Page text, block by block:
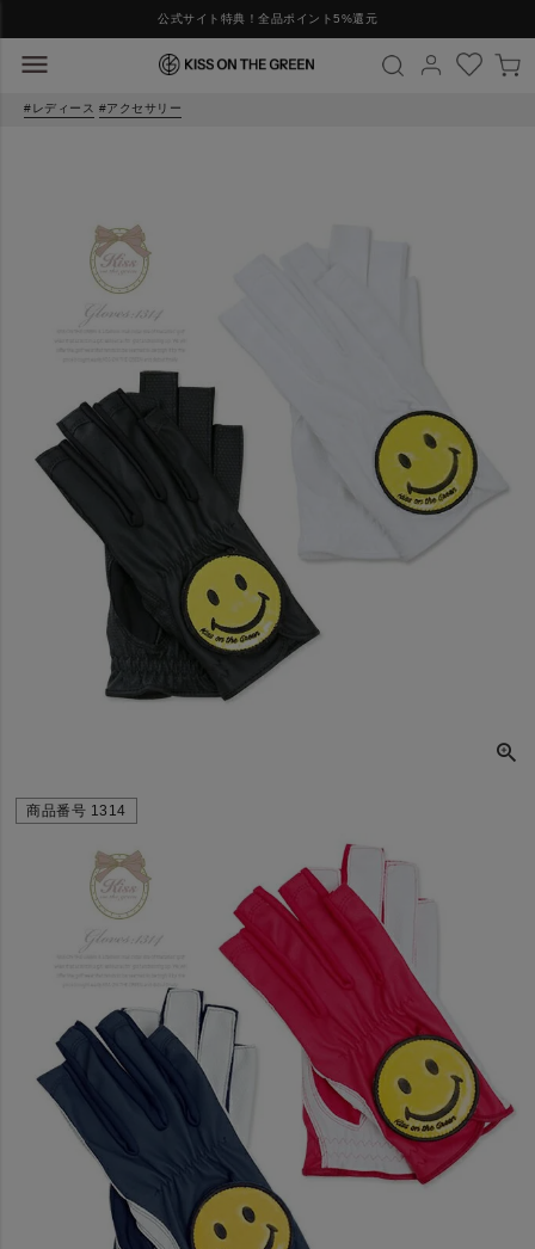
公式サイト特典！全品ポイント5%還元
レディース アクセサリー
商品番号 1314